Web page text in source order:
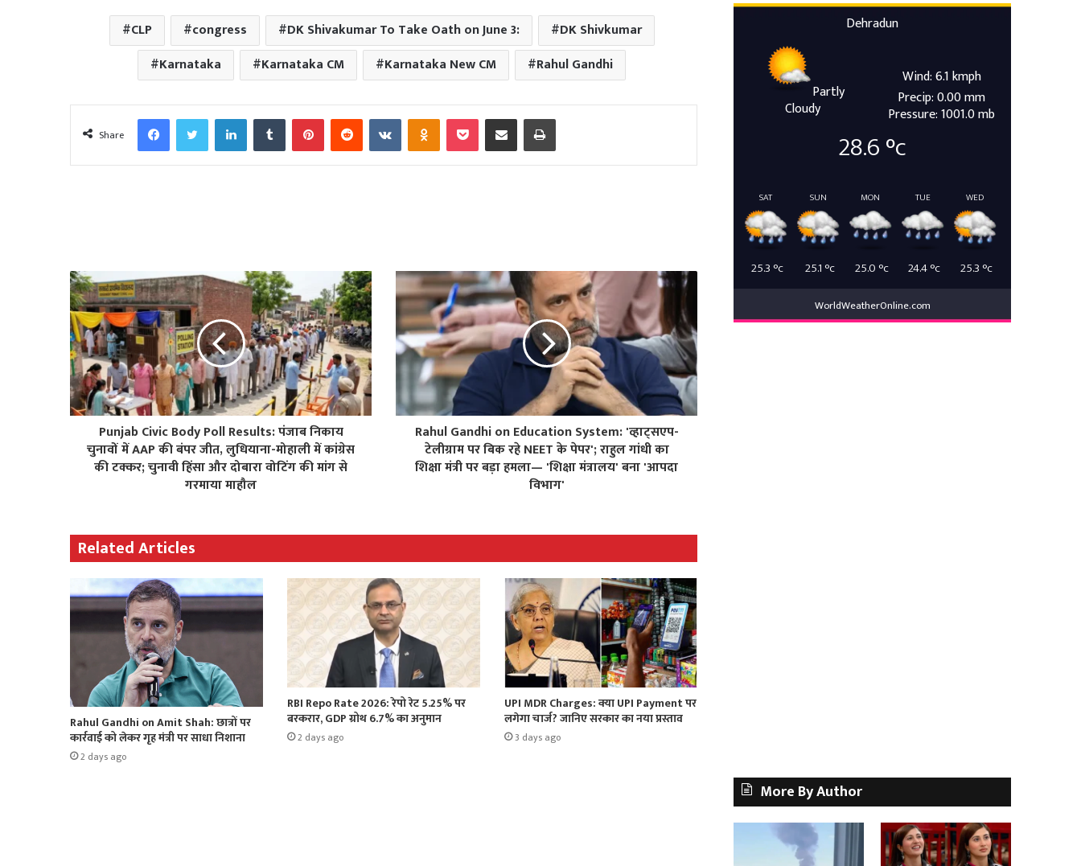
CLP congress DK Shivakumar To Take Oath on June 3:
DK Shivkumar
Karnataka
Karnataka CM Karnataka New CM Rahul Gandhi
Share
FacebookTwitterLinkedInTumblrPinterestRedditVKontakteOdnoklassniki
PocketShare via Email Print
Punjab Civic Body Poll Results: पंजाब निकाय
चुनावों में AAP की बंपर जीत, लुधियाना-मोहाली में कांग्रेस
की टक्कर; चुनावी हिंसा और दोबारा वोटिंग की मांग से
गरमाया माहौल
Rahul Gandhi on Education System: 'व्हाट्सएप-
टेलीग्राम पर बिक रहे NEET के पेपर'; राहुल गांधी का
शिक्षा मंत्री पर बड़ा हमला— 'शिक्षा मंत्रालय' बना 'आपदा
विभाग'
Related Articles
Rahul Gandhi on Amit Shah: छात्रों पर
कार्रवाई को लेकर गृह मंत्री पर साधा निशाना
2 days ago
RBI Repo Rate 2026: रेपो रेट 5.25% पर
बरकरार, GDP ग्रोथ 6.7% का अनुमान
2 days ago
UPI MDR Charges: क्या UPI Payment पर
लगेगा चार्ज? जानिए सरकार का नया प्रस्ताव
3 days ago
Dehradun
Partly
Cloudy
Wind: 6.1 kmph
Precip: 0.00 mm
Pressure: 1001.0 mb
28.6°c
SAT
25.3 °c
SUN
25.1 °c
MON
25.0 °c
TUE
24.4°c
WED
25.3 °c
WorldWeatherOnline.com
More By Author